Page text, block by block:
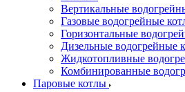
Вертикальные
Газовые водогрейные
Горизонтальные
Дизельные водогрейные
Жидкотопливные
Комбинированные
Паровые котлы